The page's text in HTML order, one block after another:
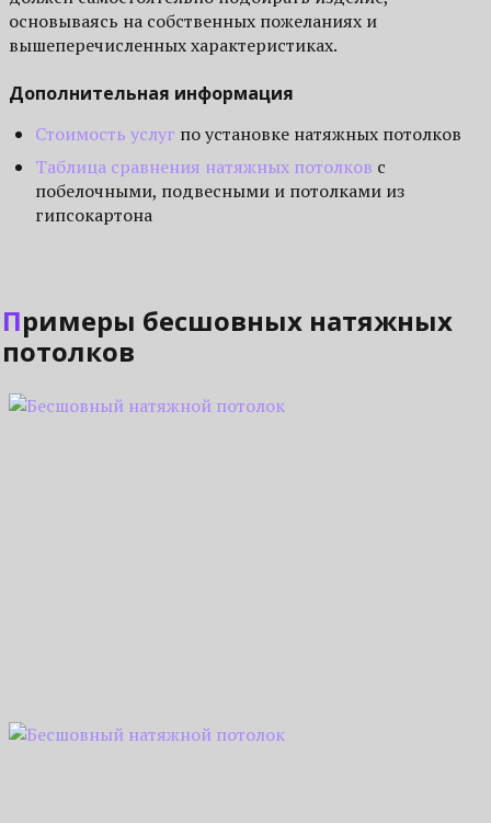
основываясь на собственных пожеланиях и
вышеперечисленных характеристиках.
Дополнительная информация
Стоимость услуг по установке натяжных потолков
Таблица сравнения натяжных потолков с
побелочными, подвесными и потолками из
гипсокартона
Примеры бесшовных натяжных
потолков